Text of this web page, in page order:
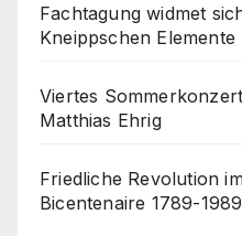
Fachtagung widmet
Kneippschen Elemente
Viertes
Matthias Ehrig
Friedliche Revolution
Bicentenaire 1789-1989